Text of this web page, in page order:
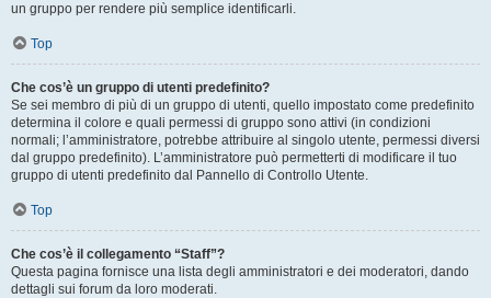
un gruppo per rendere più semplice identificarli.
Top
Che cos’è un gruppo di utenti predefinito?
Se sei membro di più di un gruppo di utenti, quello impostato come predefinito
determina il colore e quali permessi di gruppo sono attivi (in condizioni
normali; l’amministratore, potrebbe attribuire al singolo utente, permessi diversi
dal gruppo predefinito). L’amministratore può permetterti di modificare il tuo
gruppo di utenti predefinito dal Pannello di Controllo Utente.
Top
Che cos’è il collegamento “Staff”?
Questa pagina fornisce una lista degli amministratori e dei moderatori, dando
dettagli sui forum da loro moderati.